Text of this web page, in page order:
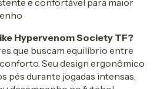
e confortável para maior
Hypervenom Society TF?
que buscam equilíbrio entre
Seu design ergonômico
pés durante jogadas intensas,